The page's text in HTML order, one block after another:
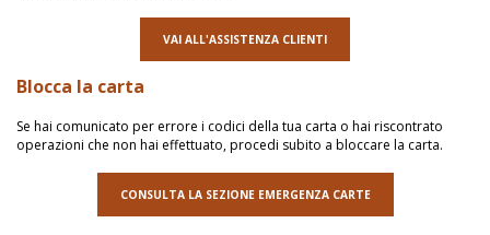
VAI ALL'ASSISTENZA CLIENTI
Blocca la carta
Se hai comunicato per errore i codici della tua carta o hai riscontrato
operazioni che non hai effettuato, procedi subito a bloccare la carta.
CONSULTA LA SEZIONE EMERGENZA CARTE